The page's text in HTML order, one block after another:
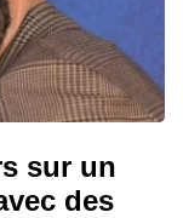
sur un
des